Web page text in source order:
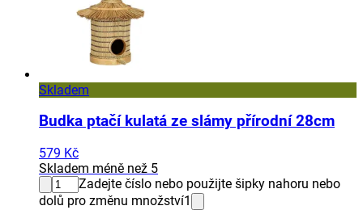
Skladem
Budka ptačí kulatá ze slámy přírodní 28cm
579 Kč
Skladem méně než 5
Zadejte číslo nebo použijte šipky nahoru nebo
dolů pro změnu množství1